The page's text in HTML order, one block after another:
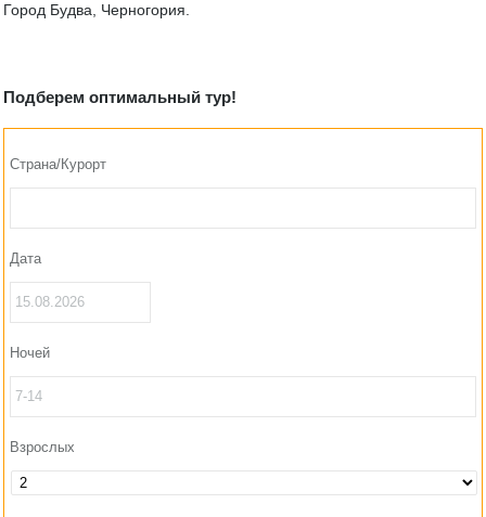
Город Будва, Черногория.
Подберем оптимальный тур!
Страна/Курорт
Дата
Ночей
Взрослых